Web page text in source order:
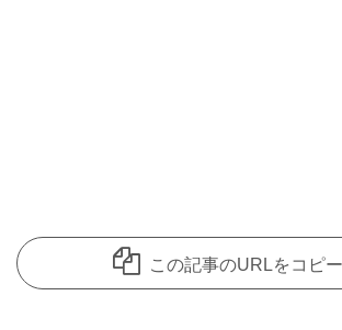
この記事のURLをコピ